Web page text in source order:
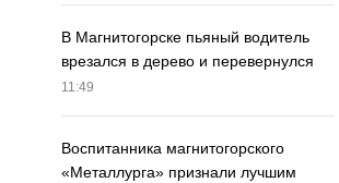
В Магнитогорске пьяный водитель
врезался в дерево и перевернулся
11:49
Воспитанника магнитогорского
«Металлурга» признали лучшим